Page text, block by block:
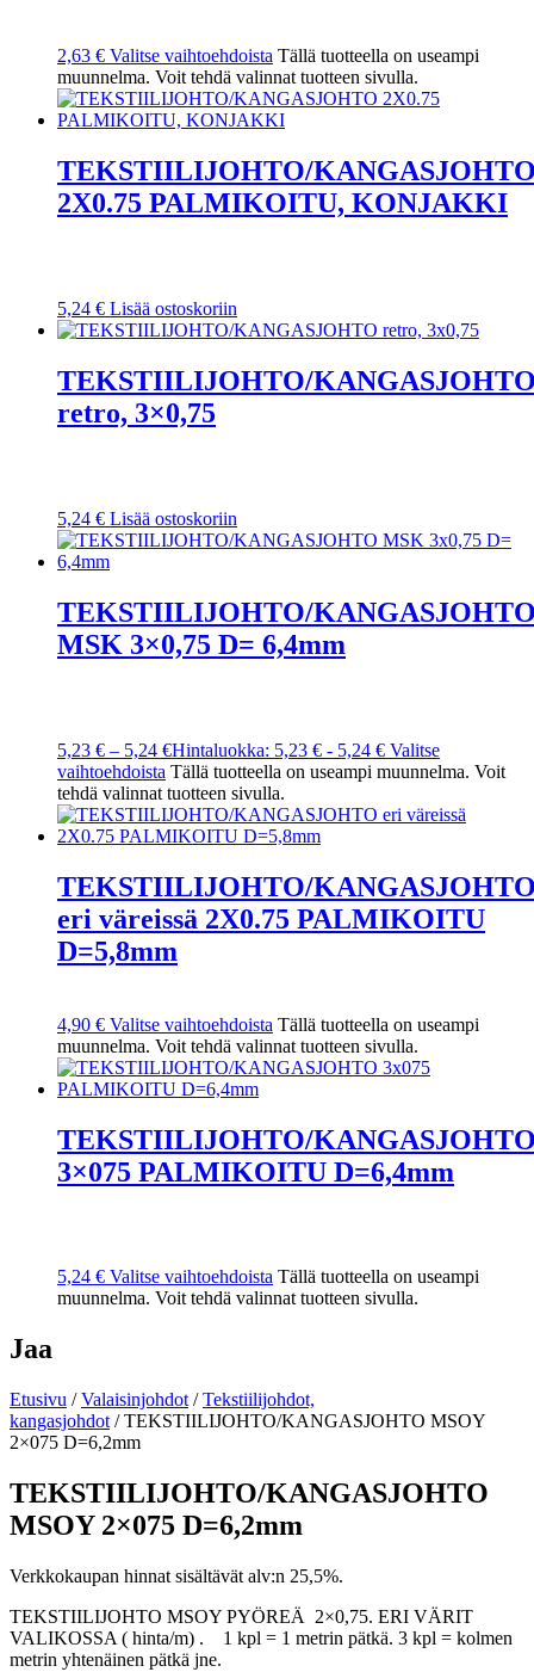
2,63 € Valitse vaihtoehdoista Tällä tuotteella on useampi
muunnelma. Voit tehdä valinnat tuotteen sivulla.
TEKSTIILIJOHTO/
2X0.75 PALMIKOITU, KONJAKKI
5,24 € Lisää ostoskoriin
TEKSTIILIJOHTO/
retro, 3×0,75
5,24 € Lisää ostoskoriin
TEKSTIILIJOHTO/
MSK 3×0,75 D= 6,4mm
5,23 € – 5,24 €Hintaluokka: 5,23 € - 5,24 € Valitse
vaihtoehdoista Tällä tuotteella on useampi muunnelma. Voit
tehdä valinnat tuotteen sivulla.
TEKSTIILIJOHTO/
eri väreissä 2X0.75 PALMIKOITU
D=5,8mm
4,90 € Valitse vaihtoehdoista Tällä tuotteella on useampi
muunnelma. Voit tehdä valinnat tuotteen sivulla.
TEKSTIILIJOHTO/
3×075 PALMIKOITU D=6,4mm
5,24 € Valitse vaihtoehdoista Tällä tuotteella on useampi
muunnelma. Voit tehdä valinnat tuotteen sivulla.
Jaa
Etusivu /Valaisinjohdot /Tekstiilijohdot,
kangasjohdot / TEKSTIILIJOHTO/KANGASJOHTO MSOY
2×075 D=6,2mm
TEKSTIILIJOHTO/KANGASJOHTO
MSOY 2×075 D=6,2mm
Verkkokaupan hinnat sisältävät alv:n 25,5%.
TEKSTIILIJOHTO MSOY PYÖREÄ
2×0,75. ERI VÄRIT
VALIKOSSA ( hinta/m) . 1 kpl = 1 metrin pätkä. 3 kpl = kolmen
metrin yhtenäinen pätkä jne.